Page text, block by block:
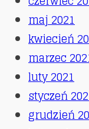
maj 2021
kwiecień
marzec
luty 2021
styczeń
grudzień